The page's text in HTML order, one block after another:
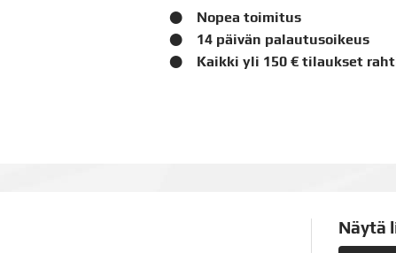
Nopea toimitus
14 päivän palautusoikeus
Kaikki yli 150 € tilaukset
Näytä